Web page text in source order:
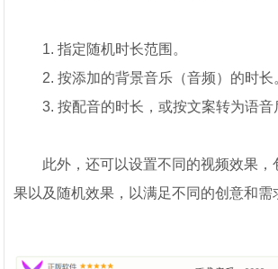
1. 指定随机时长范围。
2. 按添加的背景音乐（音频）的时长
3. 按配音的时长，或按文案转为语音
此外，还可以设置不同的视频效果，
果以及随机效果，以满足不同的创意和需